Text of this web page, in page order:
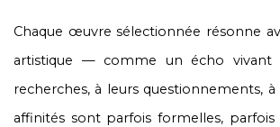
Chaque œuvre sélectionnée résonne
artistique — comme un écho vivant
recherches, à leurs questionnements, à
affinités sont parfois formelles, parfois